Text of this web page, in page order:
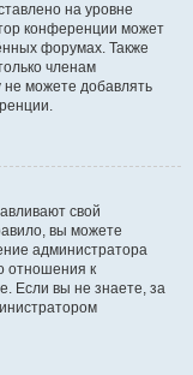
на уровне
конференции может
форумах. Также
членам
можете добавлять
свой
вы можете
администратора
отношения к
Если вы не знаете, за